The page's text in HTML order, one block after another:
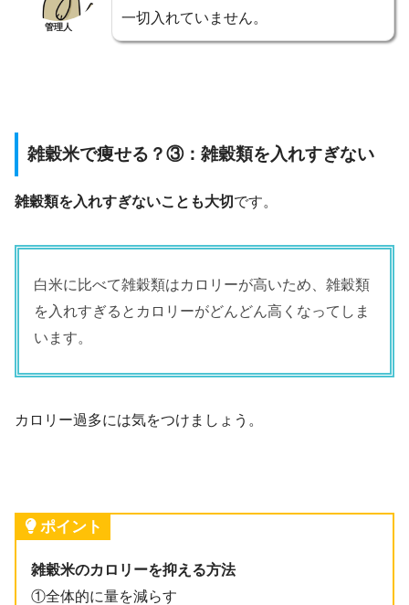
管理人
一切入れていません。
雑穀米で痩せる？③：雑穀類を入れすぎない
雑穀類を入れすぎないことも大切 です。
白米に比べて雑穀類はカロリーが高いため、雑穀類
を入れすぎるとカロリーがどんどん高くなってしま
います。
カロリー過多には気をつけましょう。
ポイント
雑穀米のカロリーを抑える方法
①全体的に量を減らす